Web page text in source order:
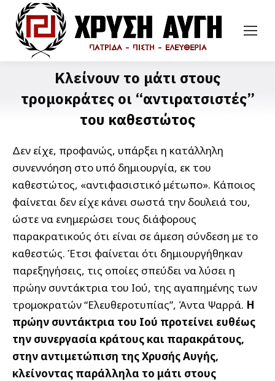
Κλείνουν το μάτι στους
τρομοκράτες οι “αντιρατσιστές”
του καθεστώτος
Δεν είχε, προφανώς, υπάρξει η κατάλληλη
συνεννόηση στο υπό δημιουργία, εκ του
καθεστώτος, «αντιφασιστικό μέτωπο». Κάποιος
φαίνεται δεν είχε κάνει σωστά την δουλειά του,
ώστε να ενημερώσει τους διάφορους
παρακρατικούς ότι είναι σε άμεση σύνδεση με το
καθεστώς. Έτσι φαίνεται ότι δημιουργήθηκαν
παρεξηγήσεις, τις οποίες σπεύδει να λύσει η
πρώην συντάκτρια του Ιού, της αγαπημένης των
τρομοκρατών “Ελευθεροτυπίας”, Άντα Ψαρρά. Η
πρώην συντάκτρια του Ιού προτείνει ευθέως
την συνεργασία κράτους και παρακράτους,
στην αντιμετώπιση της Χρυσής Αυγής,
κλείνοντας παράλληλα το μάτι στους